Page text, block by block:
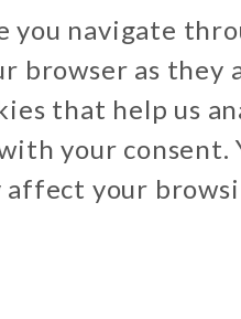
you navigate
browser as
that help us
your
your